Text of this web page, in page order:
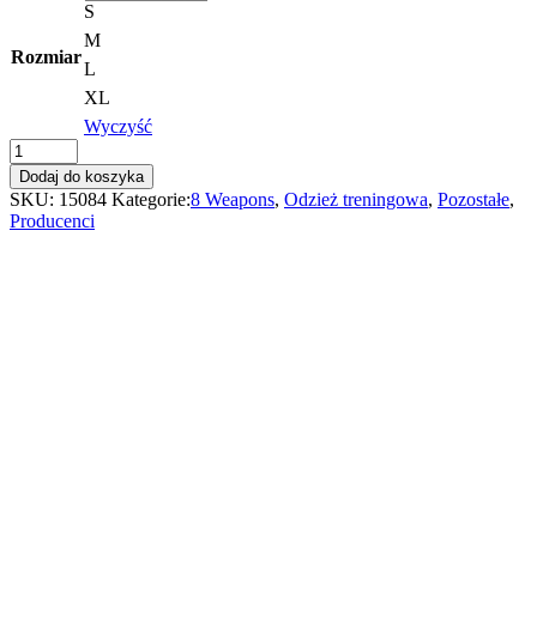
Rozmiar
S
M
L
XL
Wyczyść
8
WEAPONS
Rashguard
męski
krótki
Dodaj do koszyka
SKU: 15084 Kategorie:8 Weapons, Odzież treningowa, Pozostałe,
Producenci